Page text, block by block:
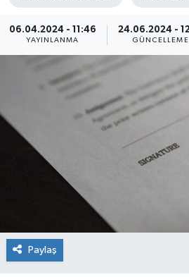
06.04.2024 - 11:46
YAYINLANMA
24.06.2024 -
GÜNCELLEME
Paylaş